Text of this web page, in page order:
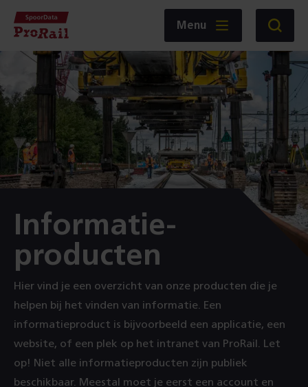
Navigatie
Homepage
ProRail
Menu Zoeken
Informatie-
producten
Hier vind je een overzicht van onze producten die je
helpen bij het vinden van informatie. Een
informatieproduct is bijvoorbeeld een applicatie, een
website, of een plek op het intranet van ProRail. Let
op! Niet alle informatieproducten zijn publiek
beschikbaar. Meestal moet je eerst een account en